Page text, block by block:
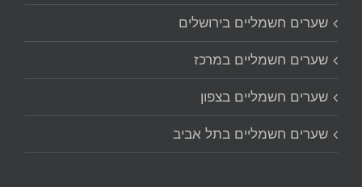
שערים חשמליים בירושלים
שערים חשמליים במרכז
שערים חשמליים בצפון
שערים חשמליים בתל אביב